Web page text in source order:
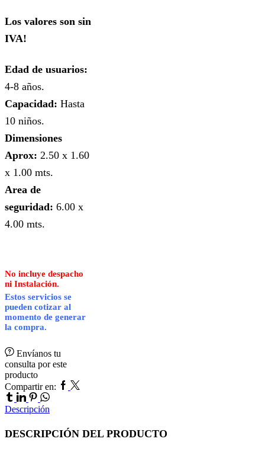
Los valores son sin
IVA!
Edad de usuarios:
4-8 años.
Capacidad: Hasta
10 niños.
Dimensiones
Aprox: 2.50 x 1.60
x 1.00 mts.
Area de
seguridad: 6.00 x
4.00 mts.
No incluye despacho
ni Instalación.
Estos servicios se
pueden cotizar al
momento de generar
la compra.
Envíanos tu
consulta por este
producto
Compartir en: Facebook
Twitter
Linkedin
Pinterest
Whatsapp
Descripción
DESCRIPCIÓN DEL PRODUCTO